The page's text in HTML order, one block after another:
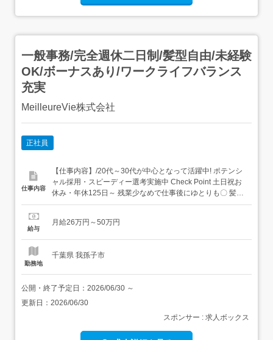
一般事務/完全週休二日制/髪型自由/未経験
OK/ボーナスあり/ワークライフバランス
充実
MeilleureVie株式会社
正社員
仕事内容
【仕事内容】/20代～30代が中心となって活躍中! ポテンシ
ャル採用・スピーディー選考実施中 Check Point 土日祝お
休み・年休125日～ 残業少なめで仕事後にゆとりも〇 髪
色・ネイル自由・転勤なし! < 具体的な業務内容 >・お客様
内リストの更新作業・書類のファイリング スキルに合わせ
給与
月給26万円～50万円
勤務地
千葉県 我孫子市
公開・終了予定日： 2026/06/30 ～
更新日： 2026/06/30
スポンサー : 求人ボックス